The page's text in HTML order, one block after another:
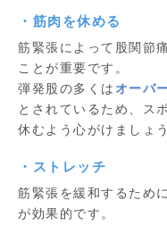
・筋肉を休める
筋緊張によって股関節
ことが重要です。
弾発股の多くは オーバ
とされているため、ス
休むよう心がけましょう
・ストレッチ
筋緊張を緩和するために
が効果的です。